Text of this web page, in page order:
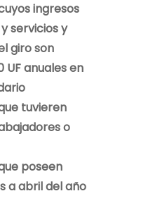
ingresos
servicios y
giro son
UF anuales en
tuvieren
o
poseen
a abril del año